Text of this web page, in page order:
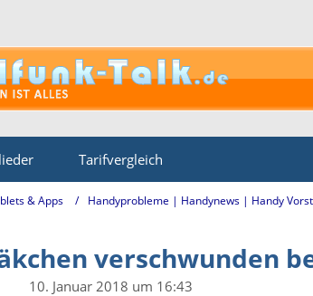
Tarifvergleich
& Apps Handyprobleme | Handynews | Handy
verschwunden
10. Januar 2018 um 16:43